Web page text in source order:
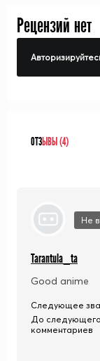
Рецензий нет
ОТЗЫВЫ (4)
Не
Tarantula_ta
Good anime
Следующее
До следующего
комментариев